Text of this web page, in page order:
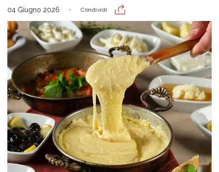
04 Giugno 2026 Condividi